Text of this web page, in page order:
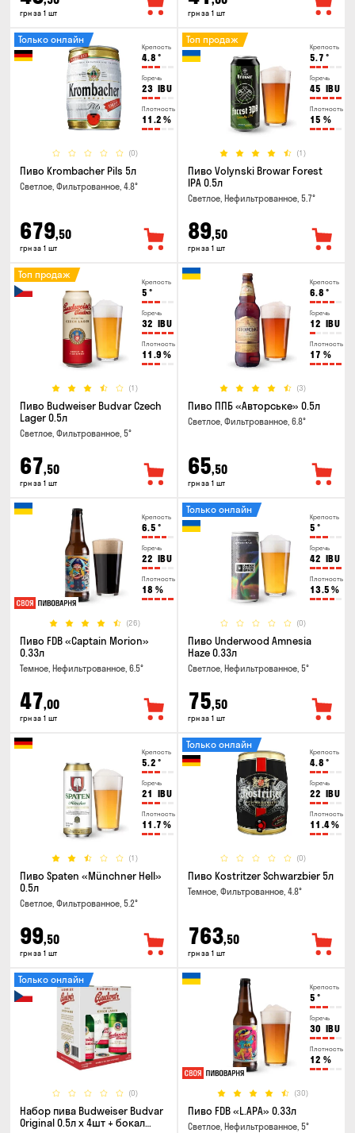
грн за 1 шт грн за 1 шт
Крепость
4.8 °
Горечь
23 IBU
Плотность
11.2 %
(0)
Только онлайн
Пиво Krombacher Pils 5л
Светлое, Фильтрованное, 4.8°
679,50
грн за 1 шт
Крепость
5.7 °
Горечь
45 IBU
Плотность
15 %
(1)
Топ продаж
Пиво Volynski Browar Forest
IPA 0.5л
Светлое, Нефильтрованное, 5.7°
89,50
грн за 1 шт
Крепость
5 °
Горечь
32 IBU
Плотность
11.9 %
(1)
Топ продаж
Пиво Budweiser Budvar Czech
Lager 0.5л
Светлое, Фильтрованное, 5°
67,50
грн за 1 шт
Крепость
6.8 °
Горечь
12 IBU
Плотность
17 %
(3)
Пиво ППБ «Авторське» 0.5л
Светлое, Фильтрованное, 6.8°
65,50
грн за 1 шт
Крепость
6.5 °
Горечь
22 IBU
Плотность
18 %
(26)
Пиво FDB «Captain Morion»
0.33л
Темное, Нефильтрованное, 6.5°
47,00
грн за 1 шт
Крепость
5 °
Горечь
42 IBU
Плотность
13.5 %
(0)
Только онлайн
Пиво Underwood Amnesia
Haze 0.33л
Светлое, Нефильтрованное, 5°
75,50
грн за 1 шт
Крепость
5.2 °
Горечь
21 IBU
Плотность
11.7 %
(1)
Пиво Spaten «Münchner Hell»
0.5л
Светлое, Фильтрованное, 5.2°
99,50
грн за 1 шт
Крепость
4.8 °
Горечь
22 IBU
Плотность
11.4%
(0)
Только онлайн
Пиво Kostritzer Schwarzbier 5л
Темное, Фильтрованное, 4.8°
763,50
грн за 1 шт
(0)
Только онлайн
Набор пива Budweiser Budvar
Original 0.5л х 4шт + бокал
Крепость
5 °
Горечь
30 IBU
Плотность
12 %
(30)
Пиво FDB «L.APA» 0.33л
Светлое, Нефильтрованное, 5°